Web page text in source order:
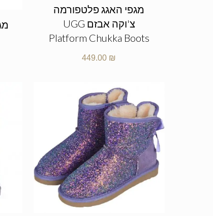
מגפי האגג פלטפורמה
צ'וקה אבזם UGG
Platform Chukka Boots
449.00 ₪